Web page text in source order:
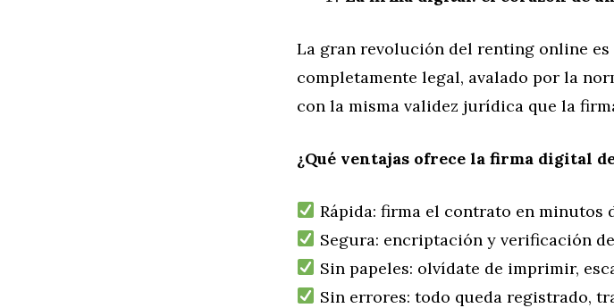
La gran revolución del renting online es
completamente legal, avalado por la
con la misma validez jurídica que la
¿Qué ventajas ofrece la firma digital
Rápida: firma el contrato en
Segura: encriptación y verificación
Sin papeles: olvídate de imprimir,
Sin errores: todo queda registrado,